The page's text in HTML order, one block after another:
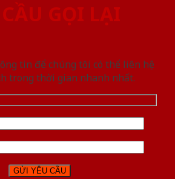
GỌI LẠI
tin để chúng tôi có thể liên hệ
trong thời gian nhanh nhất.